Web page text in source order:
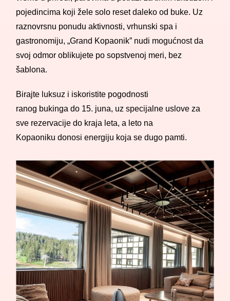
pojedincima koji žele solo reset daleko od buke. Uz
raznovrsnu ponudu aktivnosti, vrhunski spa i
gastronomiju, „Grand Kopaonik” nudi mogućnost da
svoj odmor oblikujete po sopstvenoj meri, bez
šablona.
Birajte luksuz i iskoristite pogodnosti
ranog bukinga do 15. juna, uz specijalne uslove za
sve rezervacije do kraja leta, a leto na
Kopaoniku donosi energiju koja se dugo pamti.